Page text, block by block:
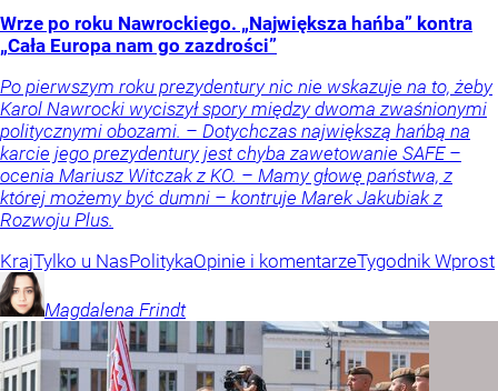
Wrze po roku Nawrockiego. „Największa hańba” kontra
„Cała Europa nam go zazdrości”
Po pierwszym roku prezydentury nic nie wskazuje na to, żeby
Karol Nawrocki wyciszył spory między dwoma zwaśnionymi
politycznymi obozami. – Dotychczas największą hańbą na
karcie jego prezydentury jest chyba zawetowanie SAFE –
ocenia Mariusz Witczak z KO. – Mamy głowę państwa, z
której możemy być dumni – kontruje Marek Jakubiak z
Rozwoju Plus.
KrajTylko u NasPolitykaOpinie i komentarzeTygodnik Wprost
Magdalena Frindt